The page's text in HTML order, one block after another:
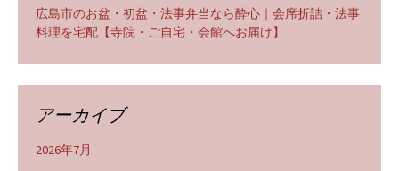
広島市のお盆・初盆・法事弁当なら酔心｜会席折詰・法事
料理を宅配【寺院・ご自宅・会館へお届け】
アーカイブ
2026年7月